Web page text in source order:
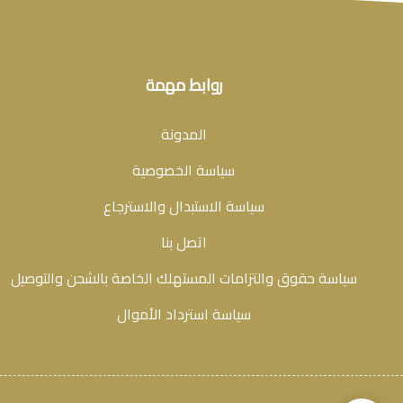
روابط مهمة
المدونة
سياسة الخصوصية
سياسة الاستبدال والاسترجاع
اتصل بنا
سياسة حقوق والتزامات المستهلك الخاصة بالشحن والتوصيل
سياسة استرداد الأموال